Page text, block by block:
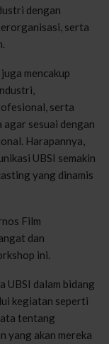
dengan
serta
mencakup
serta
sesuai dengan
Harapannya,
UBSI semakin
yang dinamis
Film
dan
ini.
UBSI dalam bidang
kegiatan seperti
tentang
yang akan mereka